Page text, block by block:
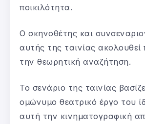
ποικιλότητα.
Ο σκηνοθέτης και
αυτής της ταινίας ακολουθεί
την θεωρητική αναζήτηση.
Το σενάριο της ταινίας
ομώνυμο θεατρικό έργο του
αυτή την κινηματογραφική